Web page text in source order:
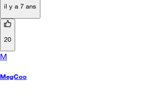
il y a 7 ans
20
M
MegCoo